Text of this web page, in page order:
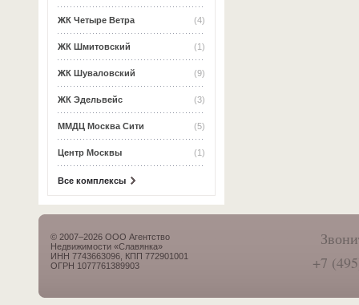
(4)
ЖК Четыре Ветра
(1)
ЖК Шмитовский
(9)
ЖК Шуваловский
(3)
ЖК Эдельвейс
(5)
ММДЦ Москва Сити
(1)
Центр Москвы
Все комплексы
© 2007–2026 ООО Агентство
Недвижимости «Славянка»
ИНН 7743663096, КПП 772901001
ОГРН 1077761389903
+7